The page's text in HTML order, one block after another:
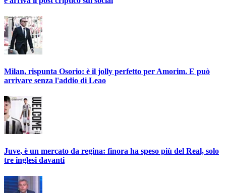
Milan, rispunta Osorio: è il jolly perfetto per Amorim. E può
arrivare senza l'addio di Leao
Juve, è un mercato da regina: finora ha speso più del Real, solo
tre inglesi davanti